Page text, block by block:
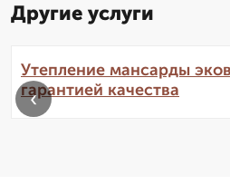
Другие услуги
Утепление мансарды
гарантией качества
‹